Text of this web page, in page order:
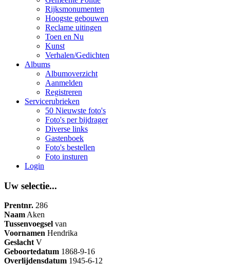
Rijksmonumenten
Hoogste gebouwen
Reclame uitingen
Toen en Nu
Kunst
Verhalen/Gedichten
Albums
Albumoverzicht
Aanmelden
Registreren
Servicerubrieken
50 Nieuwste foto's
Foto's per bijdrager
Diverse links
Gastenboek
Foto's bestellen
Foto insturen
Login
Uw selectie...
Prentnr. 286
NaamAken
Tussenvoegsel van
Voornamen Hendrika
GeslachtV
Geboortedatum 1868-9-16
Overlijdensdatum 1945-6-12